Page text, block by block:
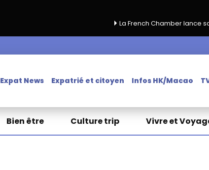
La French Chamber lance sa campagne de
Expat News Expatrié et citoyen Infos HK/Macao
Bien être Culture trip Vivre et